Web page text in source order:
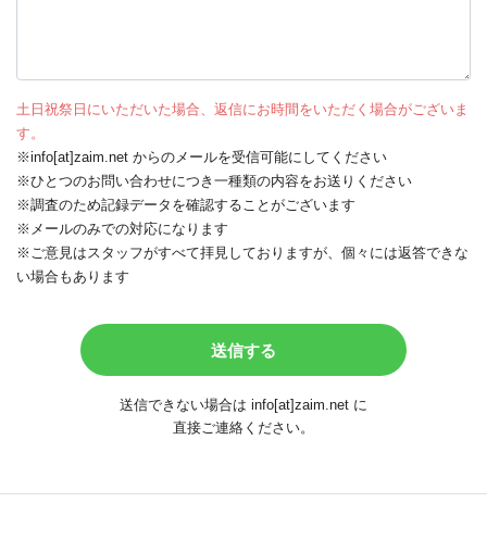
土日祝祭日にいただいた場合、返信にお時間をいただく場合がございま
す。
※info[at]zaim.net からのメールを受信可能にしてください
※ひとつのお問い合わせにつき一種類の内容をお送りください
※調査のため記録データを確認することがございます
※メールのみでの対応になります
※ご意見はスタッフがすべて拝見しておりますが、個々には返答できな
い場合もあります
送信できない場合は info[at]zaim.net に
直接ご連絡ください。